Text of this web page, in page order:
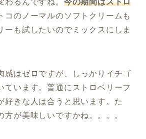
わるんですね。 今の期間はストロ
コのノーマルのソフトクリームも
ーも試したいのでミックスにしま
感はゼロですが、しっかりイチゴ
ています。普通にストロベリーフ
好きな人は合うと思います。た
方が美味しいですかね。。。。